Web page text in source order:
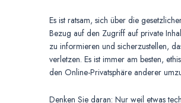
Es ist ratsam, sich über die
Bezug auf den Zugriff auf private
zu informieren und sicherzustellen,
verletzen. Es ist immer am besten,
den Online-Privatsphäre anderer
Denken Sie daran: Nur weil etwas